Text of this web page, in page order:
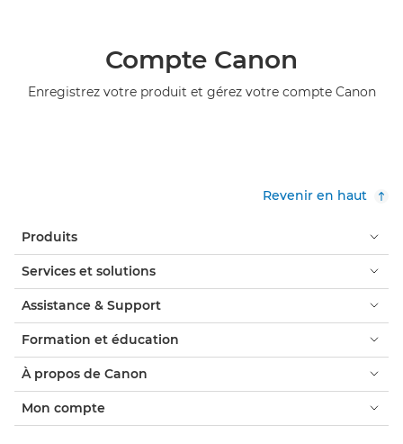
Compte Canon
Enregistrez votre produit et gérez votre compte Canon
Revenir en haut
Produits
Services et solutions
Assistance & Support
Formation et éducation
À propos de Canon
Mon compte